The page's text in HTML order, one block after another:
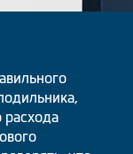
расхода